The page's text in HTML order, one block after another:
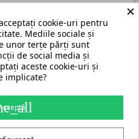
Harta site
ROMANIA s.r.l.
×
cookie-uri pentru
Mediile sociale și
unor terțe părți sunt
de social media și
aceste cookie-uri și
implicate?